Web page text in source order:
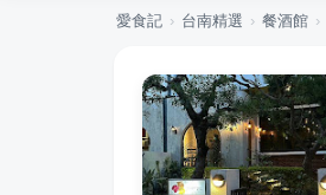
愛食記 › 台南精選 › 餐酒館 ›